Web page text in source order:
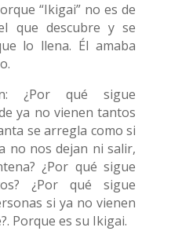
“Ikigai” no es de
que descubre y se
lo llena. Él amaba
¿Por qué sigue
ya no vienen tantos
se arregla como si
no nos dejan ni salir,
¿Por qué sigue
¿Por qué sigue
si ya no vienen
Porque es su Ikigai.